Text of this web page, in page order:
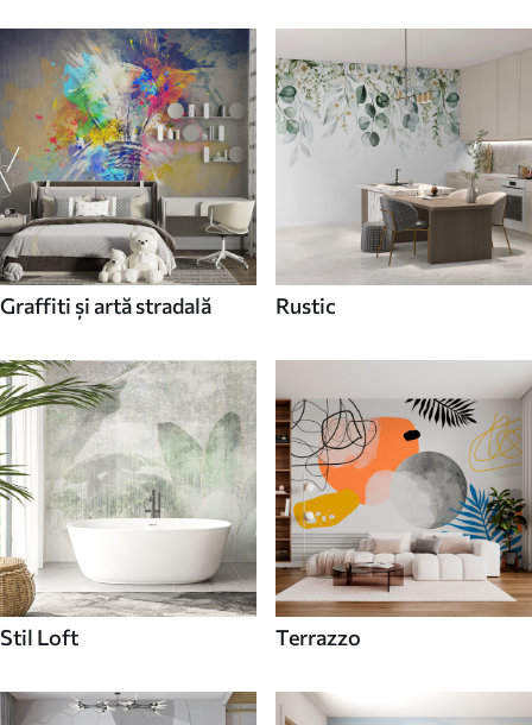
Graffiti și artă stradală Rustic
Stil Loft Terrazzo